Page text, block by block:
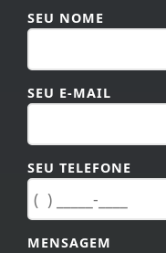
SEU NOME
SEU E-MAIL
SEU TELEFONE
MENSAGEM